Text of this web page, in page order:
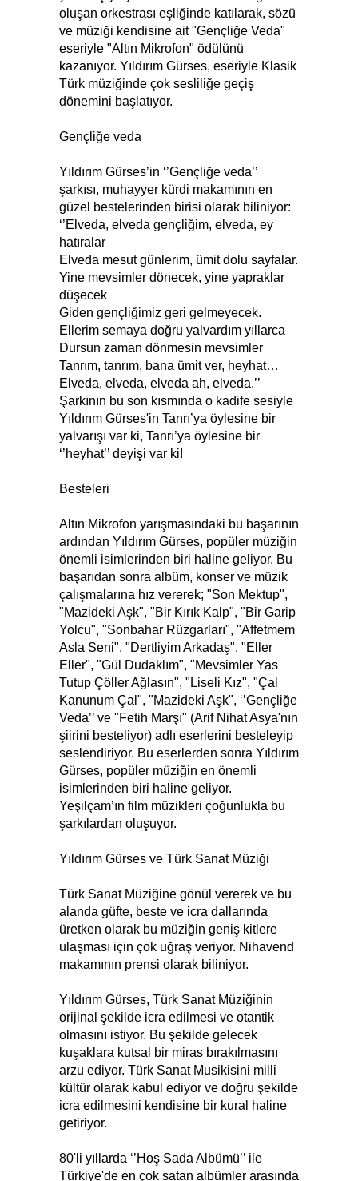
oluşan orkestrası eşliğinde katılarak, sözü
ve müziği kendisine ait "Gençliğe Veda"
eseriyle "Altın Mikrofon" ödülünü
kazanıyor. Yıldırım Gürses, eseriyle Klasik
Türk müziğinde çok sesliliğe geçiş
dönemini başlatıyor.
Gençliğe veda
Yıldırım Gürses’in ‘’Gençliğe veda’’
şarkısı, muhayyer kürdi makamının en
güzel bestelerinden birisi olarak biliniyor:
‘’Elveda, elveda gençliğim, elveda, ey
hatıralar
Elveda mesut günlerim, ümit dolu sayfalar.
Yine mevsimler dönecek, yine yapraklar
düşecek
Giden gençliğimiz geri gelmeyecek.
Ellerim semaya doğru yalvardım yıllarca
Dursun zaman dönmesin mevsimler
Tanrım, tanrım, bana ümit ver, heyhat…
Elveda, elveda, elveda ah, elveda.’’
Şarkının bu son kısmında o kadife sesiyle
Yıldırım Gürses'in Tanrı’ya öylesine bir
yalvarışı var ki, Tanrı’ya öylesine bir
‘’heyhat’’ deyişi var ki!
Besteleri
Altın Mikrofon yarışmasındaki bu başarının
ardından Yıldırım Gürses, popüler müziğin
önemli isimlerinden biri haline geliyor. Bu
başarıdan sonra albüm, konser ve müzik
çalışmalarına hız vererek; "Son Mektup",
"Mazideki Aşk", "Bir Kırık Kalp", "Bir Garip
Yolcu", "Sonbahar Rüzgarları", "Affetmem
Asla Seni", "Dertliyim Arkadaş", "Eller
Eller", "Gül Dudaklım", "Mevsimler Yas
Tutup Çöller Ağlasın", "Liseli Kız", "Çal
Kanunum Çal", "Mazideki Aşk", ‘’Gençliğe
Veda’’ ve "Fetih Marşı" (Arif Nihat Asya'nın
şiirini besteliyor) adlı eserlerini besteleyip
seslendiriyor. Bu eserlerden sonra Yıldırım
Gürses, popüler müziğin en önemli
isimlerinden biri haline geliyor.
Yeşilçam’ın film müzikleri çoğunlukla bu
şarkılardan oluşuyor.
Yıldırım Gürses ve Türk Sanat Müziği
Türk Sanat Müziğine gönül vererek ve bu
alanda güfte, beste ve icra dallarında
üretken olarak bu müziğin geniş kitlere
ulaşması için çok uğraş veriyor. Nihavend
makamının prensi olarak biliniyor.
Yıldırım Gürses, Türk Sanat Müziğinin
orijinal şekilde icra edilmesi ve otantik
olmasını istiyor. Bu şekilde gelecek
kuşaklara kutsal bir miras bırakılmasını
arzu ediyor. Türk Sanat Musikisini milli
kültür olarak kabul ediyor ve doğru şekilde
icra edilmesini kendisine bir kural haline
getiriyor.
80'li yıllarda ‘’Hoş Sada Albümü’’ ile
Türkiye'de en çok satan albümler arasında